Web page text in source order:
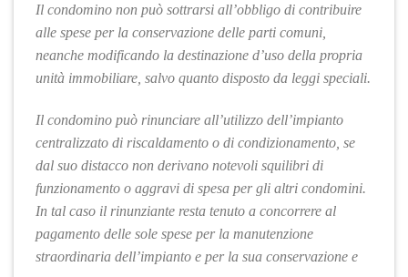
Il condomino non può sottrarsi all’obbligo di contribuire
alle spese per la conservazione delle parti comuni,
neanche modificando la destinazione d’uso della propria
unità immobiliare, salvo quanto disposto da leggi speciali.
Il condomino può rinunciare all’utilizzo dell’impianto
centralizzato di riscaldamento o di condizionamento, se
dal suo distacco non derivano notevoli squilibri di
funzionamento o aggravi di spesa per gli altri condomini.
In tal caso il rinunziante resta tenuto a concorrere al
pagamento delle sole spese per la manutenzione
straordinaria dell’impianto e per la sua conservazione e